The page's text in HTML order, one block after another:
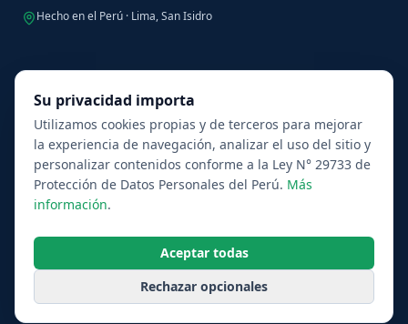
Hecho en el Perú · Lima, San Isidro
Política de Privacidad
Política de Cookies
Términos y Condiciones
© 2026 Pasape — Plataforma de Asesoría Estratégica del Perú S.A.C.
Todos los derechos reservados.
Su privacidad importa
Utilizamos cookies propias y de terceros para mejorar
la experiencia de navegación, analizar el uso del sitio y
personalizar contenidos conforme a la Ley N° 29733 de
Protección de Datos Personales del Perú. Más
información.
Aceptar todas
Rechazar opcionales